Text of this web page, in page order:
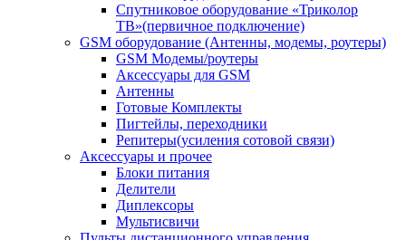
Спутниковое оборудование «Триколор
ТВ»(первичное подключение)
GSM оборудование (Антенны, модемы, роутеры)
GSM Модемы/роутеры
Аксессуары для GSM
Антенны
Готовые Комплекты
Пигтейлы, переходники
Репитеры(усиления сотовой связи)
Аксессуары и прочее
Блоки питания
Делители
Диплексоры
Мультисвичи